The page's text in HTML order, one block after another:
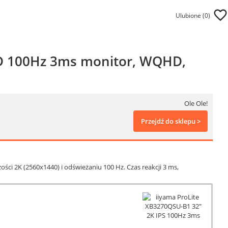
Ulubione (0)
100Hz 3ms monitor, WQHD,
Ole Ole!
Przejdź do sklepu >
2K (2560x1440) i odświeżaniu 100 Hz. Czas reakcji 3 ms,